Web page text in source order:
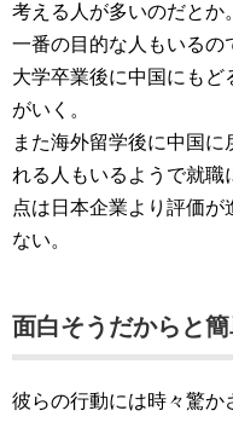
考える人が多いのだとか
一番の目的な人もいるの
大学卒業後に中国にも
がいく。
また海外留学後に中国に
れる人もいるようで就職
点は日本企業より評価
ない。
面白そうだからと
彼らの行動には時々驚か